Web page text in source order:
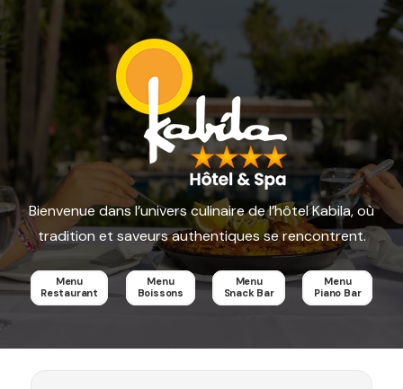
Bienvenue dans l’univers culinaire de l’hôtel Kabila, où
tradition et saveurs authentiques se rencontrent.
Menu
Restaurant
Menu
Boissons
Menu
Snack Bar
Menu
Piano Bar